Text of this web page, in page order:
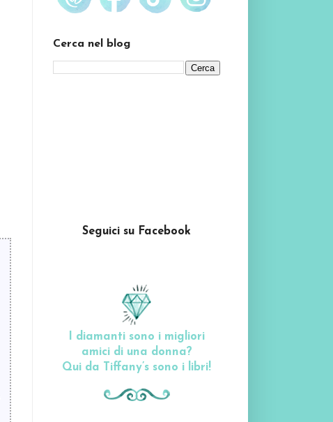
Cerca nel blog
Seguici su Facebook
I diamanti sono i migliori
amici di una donna?
Qui da Tiffany’s sono i libri!